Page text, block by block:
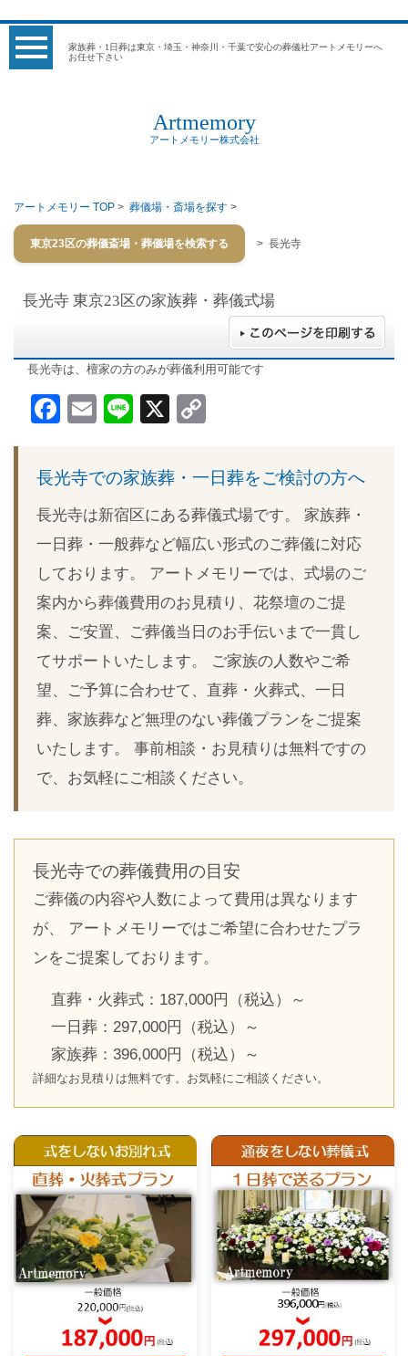
家族葬・1日葬は東京・埼玉・神奈川・千葉で安心の葬儀社アートメモリーへ
お任せ下さい
Artmemory
アートメモリー株式会社
アートメモリー TOP > 葬儀場・斎場を探す >
東京23区の葬儀斎場・葬儀場を検索する > 長光寺
長光寺 東京23区の家族葬・葬儀式場
長光寺は、檀家の方のみが葬儀利用可能です
Facebook
EmailLine
X
長光寺での家族葬・一日葬をご検討の方へ
長光寺は新宿区にある葬儀式場です。 家族葬・
一日葬・一般葬など幅広い形式のご葬儀に対応
しております。 アートメモリーでは、式場のご
案内から葬儀費用のお見積り、花祭壇のご提
案、ご安置、ご葬儀当日のお手伝いまで一貫し
てサポートいたします。 ご家族の人数やご希
望、ご予算に合わせて、直葬・火葬式、一日
葬、家族葬など無理のない葬儀プランをご提案
いたします。 事前相談・お見積りは無料ですの
で、お気軽にご相談ください。
長光寺での葬儀費用の目安
ご葬儀の内容や人数によって費用は異なります
が、 アートメモリーではご希望に合わせたプラ
ンをご提案しております。
直葬・火葬式：187,000円（税込）～
一日葬：297,000円（税込）～
家族葬：396,000円（税込）～
詳細なお見積りは無料です。お気軽にご相談ください。